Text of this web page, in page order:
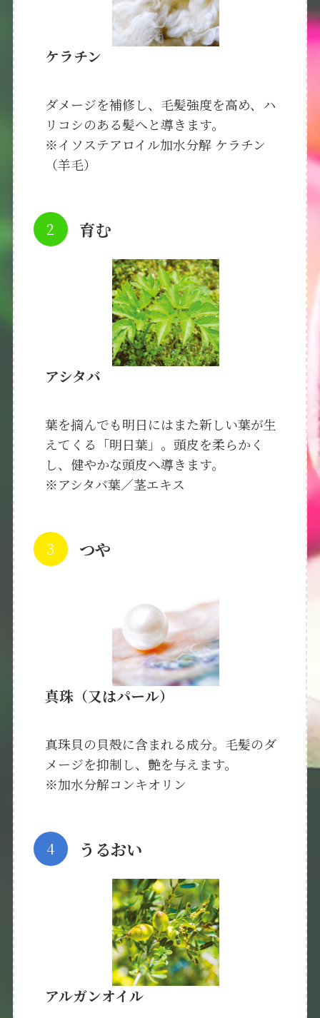
ケラチン
ダメージを補修し、毛髪強度を高め、ハ
リコシのある髪へと導きます。
※イソステアロイル加水分解 ケラチン
（羊毛）
育む
アシタバ
葉を摘んでも明日にはまた新しい葉が生
えてくる「明日葉」。頭皮を柔らかく
し、健やかな頭皮へ導きます。
※アシタバ葉／茎エキス
つや
真珠（又はパール）
真珠貝の貝殻に含まれる成分。毛髪のダ
メージを抑制し、艶を与えます。
※加水分解コンキオリン
うるおい
アルガンオイル